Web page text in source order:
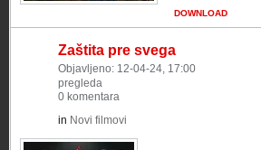
DOWNLOAD
Zaštita pre svega
Objavljeno: 12-04-24, 17:00
pregleda
0 komentara
in Novi filmovi